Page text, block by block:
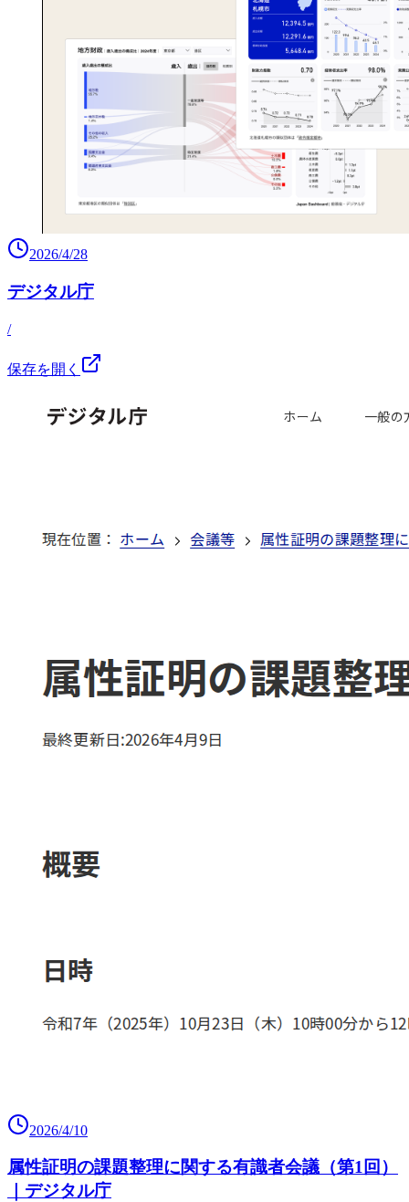
2026/4/28
デジタル庁
/
保存を開く
2026/4/10
属性証明の課題整理に関する有識者会議（第1回）
｜デジタル庁